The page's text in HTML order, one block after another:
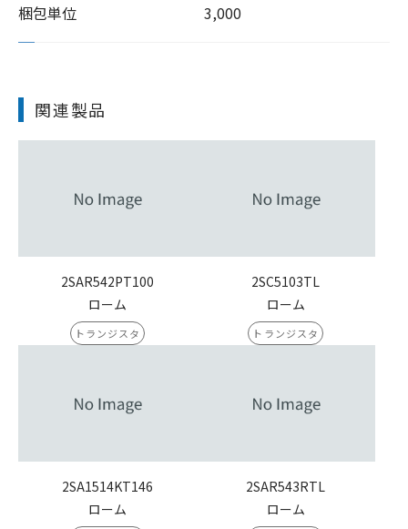
梱包単位 3,000
関連製品
2SAR542PT100
ローム
トランジスタ
2SC5103TL
ローム
トランジスタ
2SA1514KT146
ローム
2SAR543RTL
ローム